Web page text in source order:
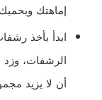
إماهتك
ابدأ بأخذ
الرشفات،
أن لا يزيد